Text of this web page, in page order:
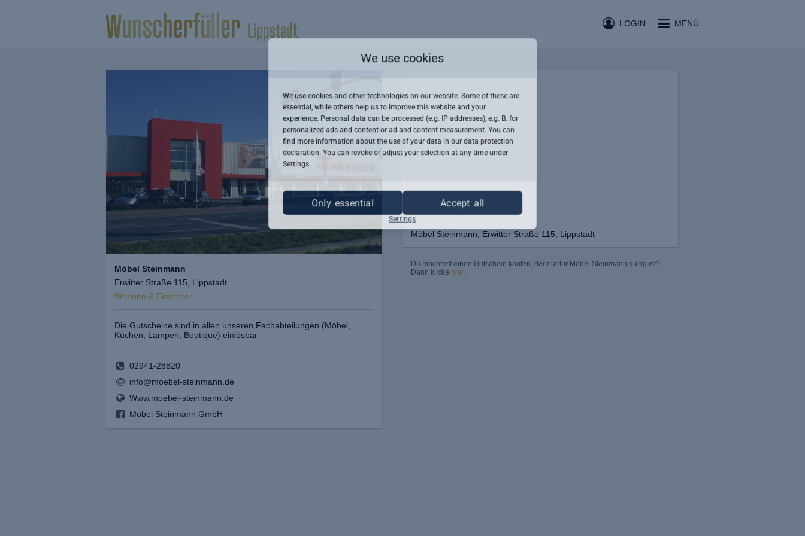
MENÜ
LOGIN
Möbel Steinmann
Erwitter Straße 115, Lippstadt
Wohnen & Einrichten
Die Gutscheine sind in allen unseren Fachabteilungen (Möbel,
Küchen, Lampen, Boutique) einlösbar
02941-28820
info@moebel-steinmann.de
Www.moebel-steinmann.de
Möbel Steinmann GmbH
Möbel Steinmann, Erwitter Straße 115, Lippstadt
Du möchtest einen Gutschein kaufen, der nur für Möbel Steinmann gültig ist?
Dann klicke hier.
We use cookies
We use cookies and other technologies on our website. Some of these are
essential, while others help us to improve this website and your
experience. Personal data can be processed (e.g. IP addresses), e.g. B. for
personalized ads and content or ad and content measurement. You can
find more information about the use of your data in ourdata protection
declaration. You can revoke or adjust your selection at any time under
Settings.
Only essential Accept all
Settings